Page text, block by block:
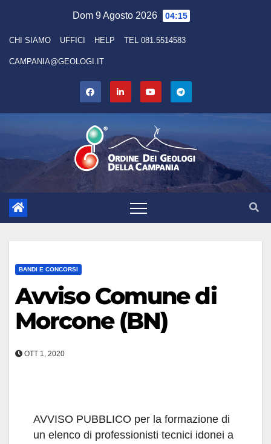
content
Dom 9 Agosto 2026 04:15
CHI SIAMO UFFICI HELP TEL 081.5514583
CAMPANIA@GEOLOGI.IT
BANDI E CONCORSI
Avviso Comune di
Morcone (BN)
OTT 1, 2020
AVVISO PUBBLICO per la formazione di
un elenco di professionisti tecnici idonei a